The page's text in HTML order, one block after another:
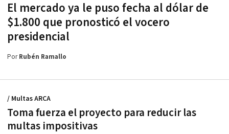
El mercado ya le puso fecha al dólar de
$1.800 que pronosticó el vocero
presidencial
PorRubén Ramallo
Toma fuerza el proyecto para reducir las
multas impositivas
/ Multas ARCA